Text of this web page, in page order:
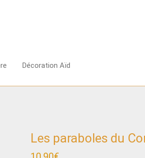
Décoration Aïd
Les paraboles du